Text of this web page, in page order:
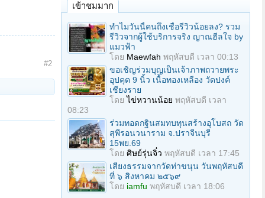
#2
เข้าชมมาก
ทำไมวันนี้คนถึงเชื่อรีวิวน้อยลง? รวม
รีวิวจากผู้ใช้บริการจริง ญาณฮีลใจ by
แมวฟ้า
โดย Maewfah พฤหัสบดี เวลา 00:13
ขอเชิญร่วมบุญเป็นเจ้าภาพถวายพระ
อุปคุต 9 นิ้ว เนื้อทองเหลือง วัดปงค์
เชียงราย
โดยไข่หวานน้อย พฤหัสบดี เวลา
08:23
ร่วมทอดกฐินสมทบทุนสร้างอุโบสถ วัด
สุพีรอนวนาราม จ.ปราจีนบุรี
15พย.69
โดย ศิษย์รุ่นจิ๋ว พฤหัสบดี เวลา 17:45
เสียงธรรมจากวัดท่าขนุน วันพฤหัสบดี
ที่ ๖ สิงหาคม ๒๕๖๙
โดย iamfu พฤหัสบดี เวลา 18:06